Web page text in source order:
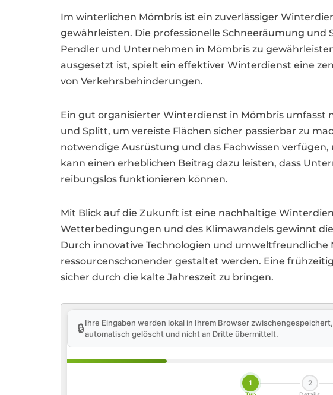
Im winterlichen Mömbris ist ein zuverlässiger
gewährleisten. Die professionelle Schneeräumung
Pendler und Unternehmen in Mömbris zu
ausgesetzt ist, spielt ein effektiver Winterdienst eine
von Verkehrsbehinderungen.
Ein gut organisierter Winterdienst in Mömbris umfasst
und Splitt, um vereiste Flächen sicher passierbar zu
notwendige Ausrüstung und das Fachwissen
kann einen erheblichen Beitrag dazu leisten, dass
reibungslos funktionieren können.
Mit Blick auf die Zukunft ist eine nachhaltige
Wetterbedingungen und des Klimawandels gewinnt
Durch innovative Technologien und
ressourcenschonender gestaltet werden. Eine
sicher durch die kalte Jahreszeit zu bringen.
🔒Ihre Eingaben werden lokal in Ihrem Browser
automatisch gelöscht und nicht an Dritte übermittelt.
1 2